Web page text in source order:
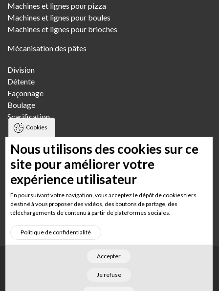
Machines et lignes pour pizza
Machines et lignes pour boules
Machines et lignes pour brioches
Mécanisation des pâtes
Division
Détente
Façonnage
Boulage
Scarification
Transfert
Fournils
Boulangerie artisanale
Boulangerie artisanale multi-boutiques
Boulangerie semi-industrielle
Boulangerie GMS Grande surface
Cookies
Nous utilisons des cookies sur ce
site pour améliorer votre
expérience utilisateur
En poursuivant votre navigation, vous acceptez le dépôt de cookies tiers
destiné à vous proposer des vidéos, des boutons de partage, des
téléchargements de contenu à partir de plateformes sociales.
Politique de confidentialité
Accepter
Je refuse